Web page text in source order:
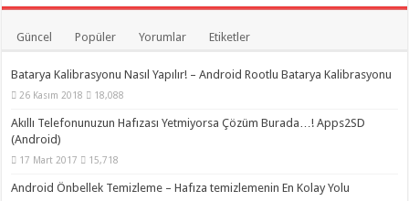
Güncel Popüler Yorumlar Etiketler
Batarya Kalibrasyonu Nasıl Yapılır! – Android Rootlu Batarya Kalibrasyonu
26 Kasım 2018 18,088
Akıllı Telefonunuzun Hafızası Yetmiyorsa Çözüm Burada…! Apps2SD
(Android)
17 Mart 2017 15,718
Android Önbellek Temizleme – Hafıza temizlemenin En Kolay Yolu